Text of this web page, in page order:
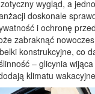
wygląd, a
doskonale
i ochronę
zabraknąć
konstrukcyjne, co
– glicynia
klimatu